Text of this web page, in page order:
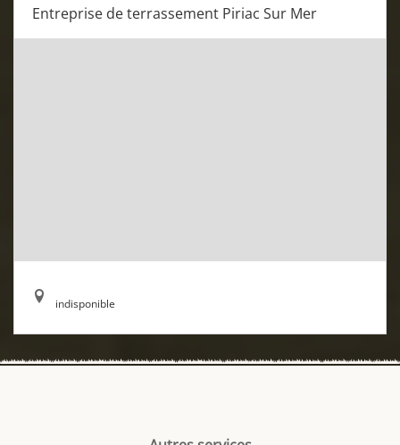
Entreprise de terrassement Piriac Sur Mer
indisponible